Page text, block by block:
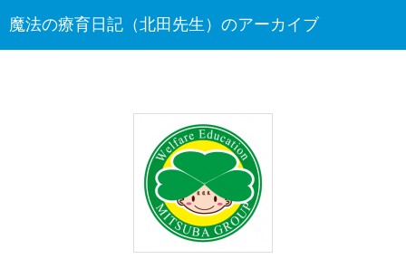
魔法の療育日記（北田先生）のアーカイブ